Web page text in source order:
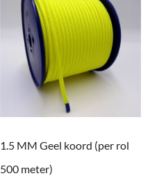
1.5 MM Geel koord (per rol
500 meter)